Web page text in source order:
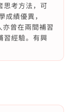
思考方法，可
成績優異，
曾在兩間補習
習經驗。有興